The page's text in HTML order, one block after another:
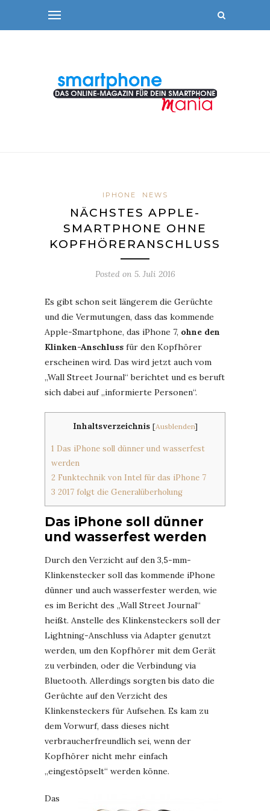
IPHONE NEWS
NÄCHSTES APPLE-
SMARTPHONE OHNE
KOPFHÖRERANSCHLUSS
Posted on 5. Juli 2016
Es gibt schon seit längerem die Gerüchte
und die Vermutungen, dass das kommende
Apple-Smartphone, das iPhone 7, ohne den
Klinken-Anschluss für den Kopfhörer
erscheinen wird. Das wird jetzt auch vom
„Wall Street Journal“ berichtet und es beruft
sich dabei auf „informierte Personen“.
Inhaltsverzeichnis [Ausblenden]
1 Das iPhone soll dünner und wasserfest
werden
2 Funktechnik von Intel für das iPhone 7
3 2017 folgt die Generalüberholung
Das iPhone soll dünner
und wasserfest werden
Durch den Verzicht auf den 3,5-mm-
Klinkenstecker soll das kommende iPhone
dünner und auch wasserfester werden, wie
es im Bericht des „Wall Street Journal“
heißt. Anstelle des Klinkensteckers soll der
Lightning-Anschluss via Adapter genutzt
werden, um den Kopfhörer mit dem Gerät
zu verbinden, oder die Verbindung via
Bluetooth. Allerdings sorgten bis dato die
Gerüchte auf den Verzicht des
Klinkensteckers für Aufsehen. Es kam zu
dem Vorwurf, dass dieses nicht
verbraucherfreundlich sei, wenn der
Kopfhörer nicht mehr einfach
„eingestöpselt“ werden könne.
Das